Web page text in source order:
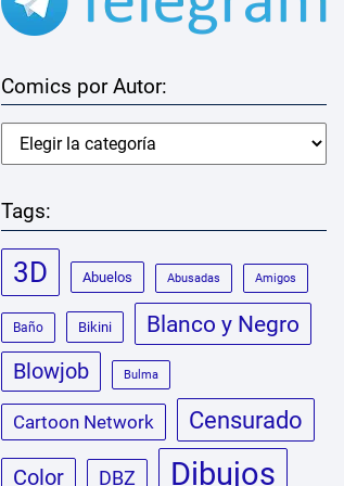
Comics por Autor:
Tags:
3D Abuelos Abusadas Amigos
Baño Bikini Blanco y Negro
Blowjob Bulma
Cartoon Network Censurado
Color DBZ Dibujos